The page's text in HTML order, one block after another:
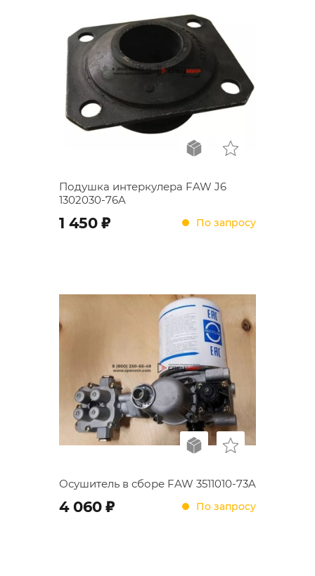
Подушка интеркулера FAW J6
1302030-76A
1 450 ; По запросу
Осушитель в сборе FAW 3511010-73A
4 060 ; По запросу